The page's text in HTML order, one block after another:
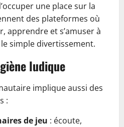
une place sur la
des plateformes où
apprendre et s’amuser à
simple divertissement.
ludique
implique aussi des
:
de jeu : écoute,